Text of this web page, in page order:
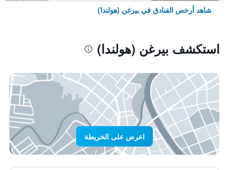
شاهد أرخص الفنادق في بيرغن (هولندا)
استكشف بيرغن (هولندا)
اعرض على الخريطة